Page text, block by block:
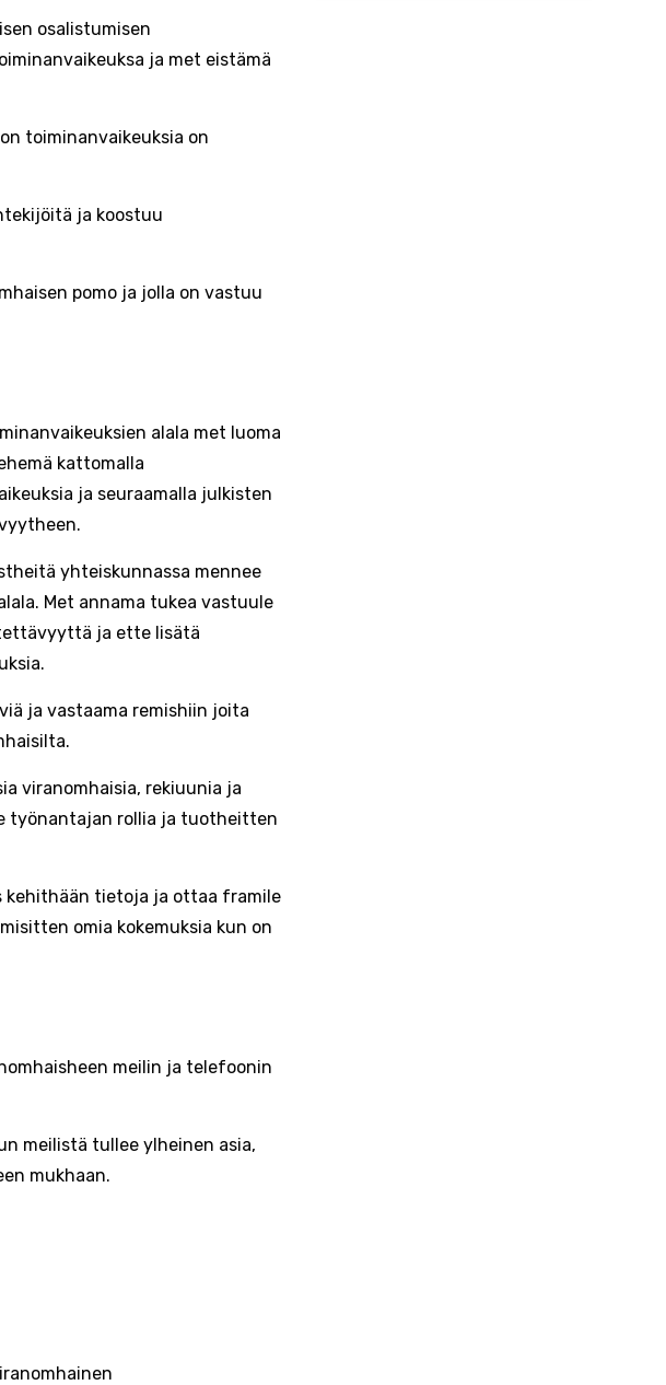
osalistumisen
ja met eistämä
toiminanvaikeuksia on
ja koostuu
pomo ja jolla on vastuu
alala met luoma
kattomalla
ja seuraamalla julkisten
yhteiskunnassa mennee
Met annama tukea vastuule
ja ette lisätä
ja vastaama remishiin joita
viranomhaisia, rekiuunia ja
työnantajan rollia ja tuotheitten
kehithään tietoja ja ottaa framile
omia kokemuksia kun on
meilin ja telefoonin
meilistä tullee ylheinen asia,
mukhaan.